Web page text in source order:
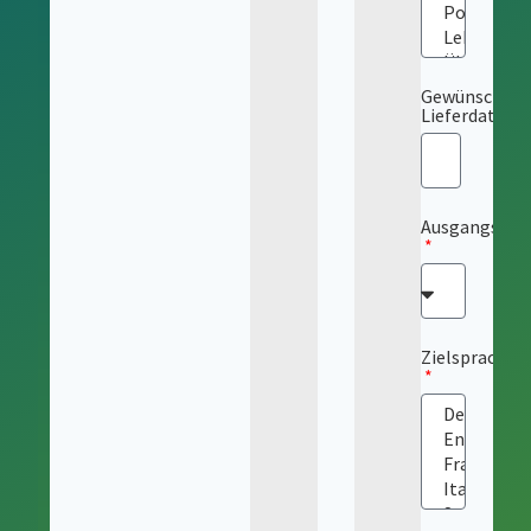
Gewünschtes
Lieferdatum
Zielsprache